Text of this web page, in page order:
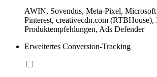
AWIN, Sovendus, Meta-Pixel,
Pinterest, creativecdn.com
Produktempfehlungen, Ads Defender
Erweitertes Conversion-Tracking